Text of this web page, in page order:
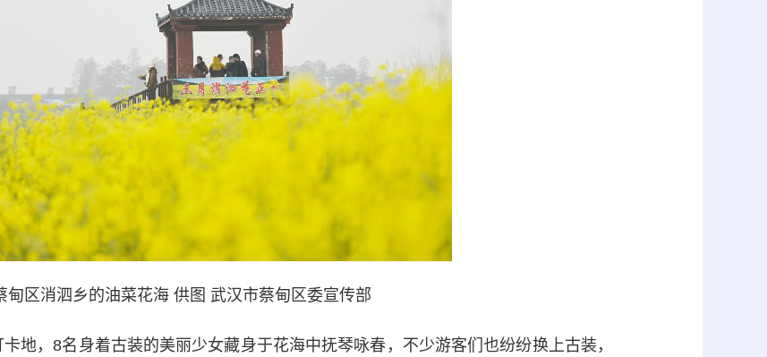
甸区消泗乡的油菜花海 供图 武汉市蔡甸区委宣传部
，8名身着古装的美丽少女藏身于花海中抚琴咏春，不少游客们也纷纷换上古装，